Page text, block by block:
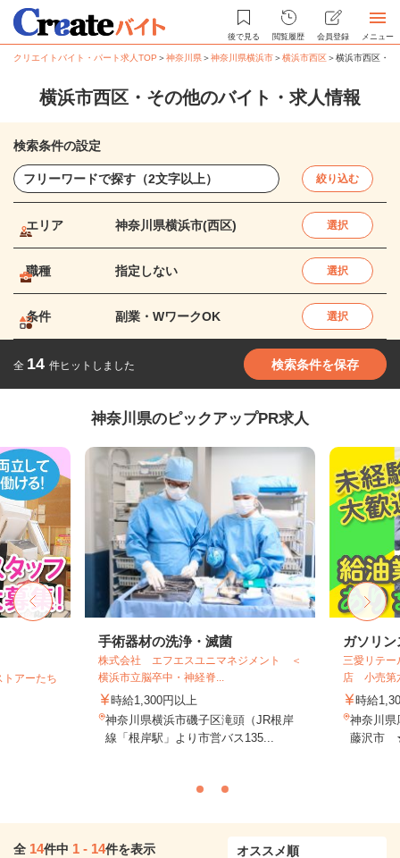
後で見る 閲覧履歴 会員登録 メニュー
クリエイトバイト・パート求人TOP ＞神奈川県＞神奈川県横浜市＞横浜市西区＞横浜市西区・
横浜市西区・その他のバイト・求人情報
検索条件の設定
絞り込む
エリア 神奈川県横浜市(西区) 選択
職種 指定しない 選択
条件 副業・WワークOK 選択
全 14 件ヒットしました 検索条件を保存
神奈川県のピックアップPR求人
アーたち
手術器材の洗浄・滅菌
株式会社 エフエスユニマネジメント ＜
横浜市立脳卒中・神経脊...
時給1,300円以上
神奈川県横浜市磯子区滝頭（JR根岸
線「根岸駅」より市営バス135...
ガソリ
三愛リテ
店 小売第
時給
神奈川県
藤沢市
全 14件中 1 - 14件を表示